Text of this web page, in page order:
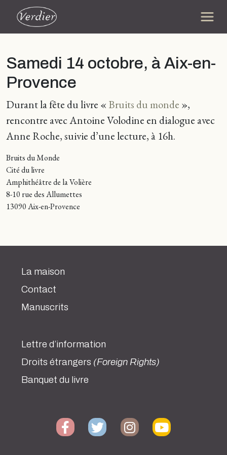
Samedi 14 octobre, à Aix-en-
Provence
Durant la fête du livre « Bruits du monde »,
rencontre avec Antoine Volodine en dialogue avec
Anne Roche, suivie d’une lecture, à 16h.
Bruits du Monde
Cité du livre
Amphithéâtre de la Volière
8-10 rue des Allumettes
13090 Aix-en-Provence
La maison
Contact
Manuscrits
Lettre d’information
Droits étrangers (Foreign Rights)
Banquet du livre